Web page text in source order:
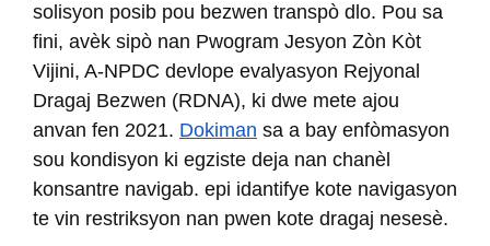
solisyon posib pou bezwen transpò dlo. Pou sa
fini, avèk sipò nan Pwogram Jesyon Zòn Kòt
Vijini, A-NPDC devlope evalyasyon Rejyonal
Dragaj Bezwen (RDNA), ki dwe mete ajou
anvan fen 2021. Dokiman sa a bay enfòmasyon
sou kondisyon ki egziste deja nan chanèl
konsantre navigab. epi idantifye kote navigasyon
te vin restriksyon nan pwen kote dragaj nesesè.